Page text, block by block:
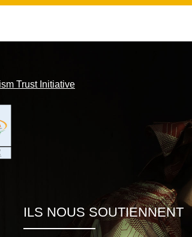
Trust Initiative
ILS NOUS SOUTIENNENT